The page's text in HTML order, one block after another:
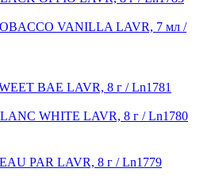
VANILLA LAVR, 7 мл /
BAE LAVR, 8 г / Ln1781
WHITE LAVR, 8 г / Ln1780
PAR LAVR, 8 г / Ln1779